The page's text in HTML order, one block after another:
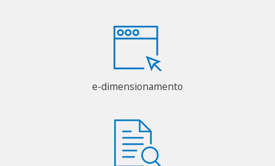
e-dimensionamento